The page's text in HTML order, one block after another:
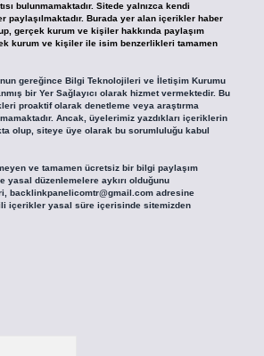
bulunmamaktadır. Sitede yalnızca kendi
paylaşılmaktadır. Burada yer alan içerikler haber
gerçek kurum ve kişiler hakkında paylaşım
kurum ve kişiler ile isim benzerlikleri tamamen
gereğince Bilgi Teknolojileri ve İletişim Kurumu
bir Yer Sağlayıcı olarak hizmet vermektedir. Bu
proaktif olarak denetleme veya araştırma
Ancak, üyelerimiz yazdıkları içeriklerin
olup, siteye üye olarak bu sorumluluğu kabul
ve tamamen ücretsiz bir bilgi paylaşım
yasal düzenlemelere aykırı olduğunu
backlinkpanelicomtr@gmail.comadresine
içerikler yasal süre içerisinde sitemizden